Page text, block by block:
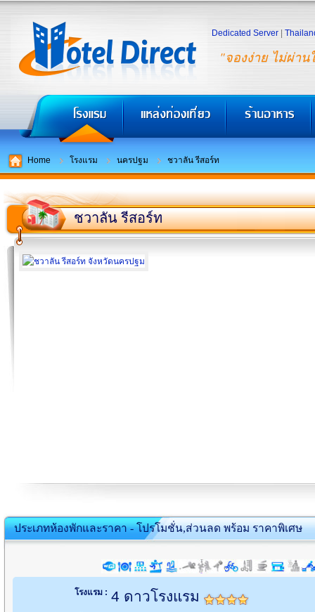
"จองง่าย ไม่ผ่าน
Dedicated Server
Home โรงแรม นครปฐม ชวาลัน รีสอร์ท
ชวาลัน รีสอร์ท
ประเภทห้องพักและราคา - โปรโมชั่น,ส่วนลด พร้อม ราคาพิเศษ
โรงแรม : 4 ดาวโรงแรม